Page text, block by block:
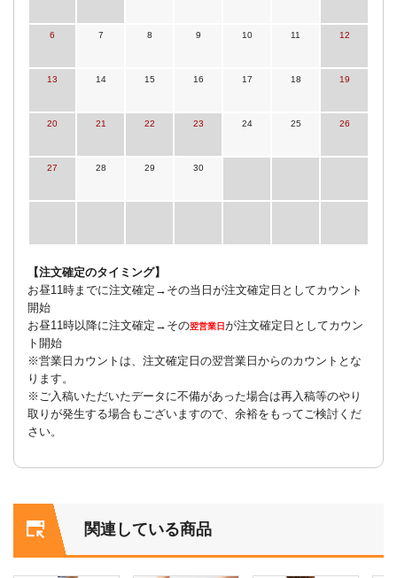
6 7 8 9 10 11 12
13 14 15 16 17 18 19
20 21 22 23 24 25 26
27 28 29 30
【注文確定のタイミング】
お昼11時までに注文確定→その当日が注文確定日としてカウント
開始
お昼11時以降に注文確定→その翌営業日が注文確定日としてカウン
ト開始
※営業日カウントは、注文確定日の翌営業日からのカウントとな
ります。
※ご入稿いただいたデータに不備があった場合は再入稿等のやり
取りが発生する場合もございますので、余裕をもってご検討くだ
さい。
関連している商品